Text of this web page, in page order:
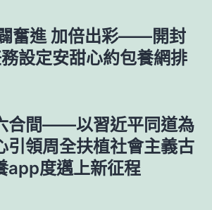
奮進 加倍出彩——開封
設定安甜心約包養網排
合間——以習近平同道為
引領周全扶植社會主義古
app度邁上新征程